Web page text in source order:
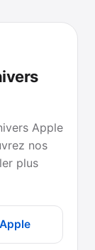
Apple
nos
plus